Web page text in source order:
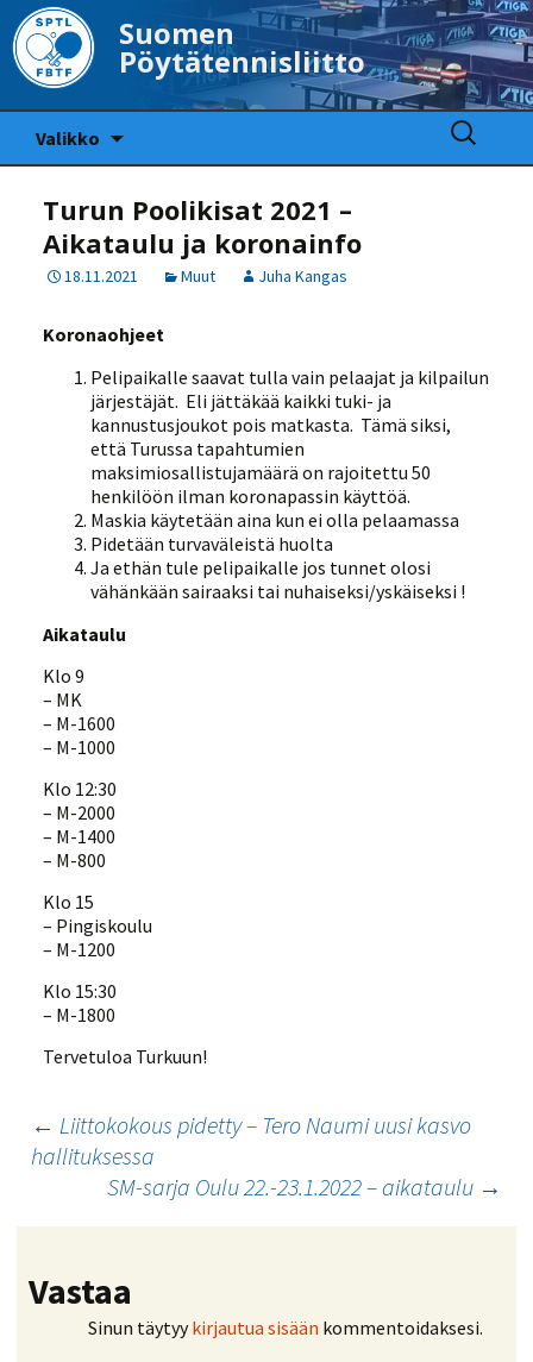
Suomen
Pöytätennisliitto
Valikko
Haku:
Turun Poolikisat 2021 –
Aikataulu ja koronainfo
18.11.2021 Muut Juha Kangas
Koronaohjeet
Pelipaikalle saavat tulla vain pelaajat ja kilpailun
järjestäjät. Eli jättäkää kaikki tuki- ja
kannustusjoukot pois matkasta. Tämä siksi,
että Turussa tapahtumien
maksimiosallistujamäärä on rajoitettu 50
henkilöön ilman koronapassin käyttöä.
Maskia käytetään aina kun ei olla pelaamassa
Pidetään turvaväleistä huolta
Ja ethän tule pelipaikalle jos tunnet olosi
vähänkään sairaaksi tai nuhaiseksi/yskäiseksi !
Aikataulu
Klo 9
– MK
– M-1600
– M-1000
Klo 12:30
– M-2000
– M-1400
– M-800
Klo 15
– Pingiskoulu
– M-1200
Klo 15:30
– M-1800
Tervetuloa Turkuun!
Artikkelien
selaus
← Liittokokous pidetty – Tero Naumi uusi kasvo
hallituksessa
SM-sarja Oulu 22.-23.1.2022 – aikataulu →
Vastaa
Sinun täytyykirjautua sisään kommentoidaksesi.